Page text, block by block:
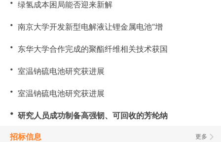
绿氢成本困局能否迎来新解
・ 南京大学开发新型电解液让锂金属电池“增
・ 东华大学合作完成的聚酯纤维相关技术获国
・ 室温钠硫电池研究获进展
・ 室温钠硫电池研究获进展
・ 研究人员成功制备高强韧、可回收的芳纶纳
更多
招标信息